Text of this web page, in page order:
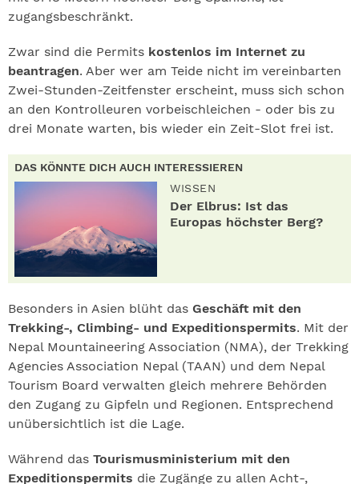
zugangsbeschränkt.
Zwar sind die Permits kostenlos im Internet zu
beantragen. Aber wer am Teide nicht im vereinbarten
Zwei-Stunden-Zeitfenster erscheint, muss sich schon
an den Kontrolleuren vorbeischleichen - oder bis zu
drei Monate warten, bis wieder ein Zeit-Slot frei ist.
DAS KÖNNTE DICH AUCH INTERESSIEREN
WISSEN
Der Elbrus: Ist das
Europas höchster Berg?
Besonders in Asien blüht das Geschäft mit den
Trekking-, Climbing- und Expeditionspermits. Mit der
Nepal Mountaineering Association (NMA), der Trekking
Agencies Association Nepal (TAAN) und dem Nepal
Tourism Board verwalten gleich mehrere Behörden
den Zugang zu Gipfeln und Regionen. Entsprechend
unübersichtlich ist die Lage.
Während das Tourismusministerium mit den
Expeditionspermits die Zugänge zu allen Acht-,